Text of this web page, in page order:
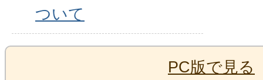
ついて
PC版で見る